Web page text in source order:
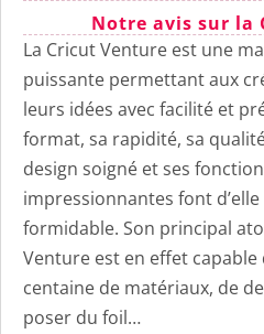
Notre avis sur la
La Cricut Venture est une
puissante permettant aux
leurs idées avec facilité et
format, sa rapidité, sa
design soigné et ses
impressionnantes font
formidable. Son principal
Venture est en effet capable
centaine de matériaux, de
poser du foil…